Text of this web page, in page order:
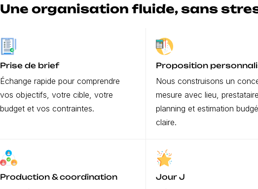
Une organisation fluide, sans
Prise de brief
Échange rapide pour comprendre
vos objectifs, votre cible, votre
budget et vos contraintes.
Proposition
Nous construisons un
mesure avec lieu,
planning et estimation
claire.
Production & coordination Jour J